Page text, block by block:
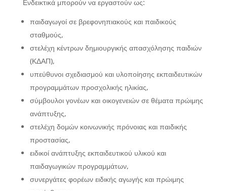
Ενδεικτικά μπορούν να εργαστούν ως:
παιδαγωγοί σε βρεφονηπιακούς και παιδικούς
σταθμούς,
στελέχη κέντρων δημιουργικής απασχόλησης παιδιών
(ΚΔΑΠ),
υπεύθυνοι σχεδιασμού και υλοποίησης εκπαιδευτικών
προγραμμάτων προσχολικής ηλικίας,
σύμβουλοι γονέων και οικογενειών σε θέματα πρώιμης
ανάπτυξης,
στελέχη δομών κοινωνικής πρόνοιας και παιδικής
προστασίας,
ειδικοί ανάπτυξης εκπαιδευτικού υλικού και
παιδαγωγικών προγραμμάτων,
συνεργάτες φορέων ειδικής αγωγής και πρώιμης